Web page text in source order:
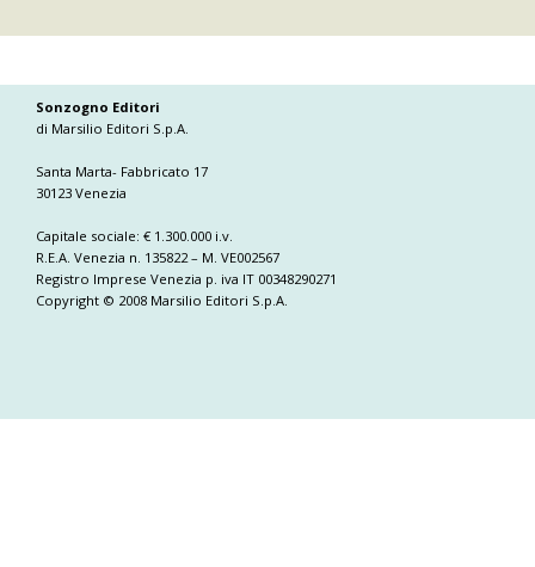
Sonzogno Editori
di Marsilio Editori S.p.A.
Santa Marta- Fabbricato 17
30123 Venezia
Capitale sociale: € 1.300.000 i.v.
R.E.A. Venezia n. 135822 – M. VE002567
Registro Imprese Venezia p. iva IT 00348290271
Copyright © 2008 Marsilio Editori S.p.A.